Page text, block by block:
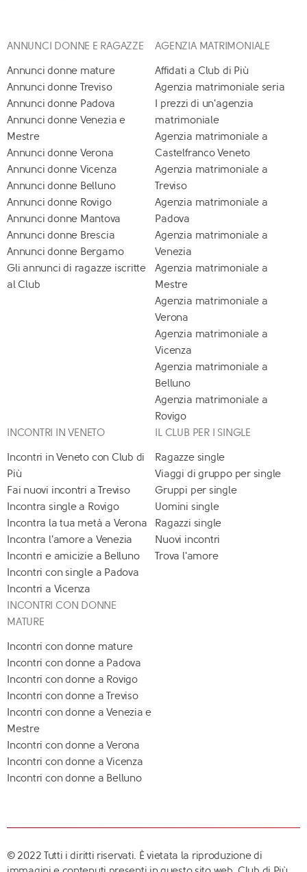
ANNUNCI DONNE E RAGAZZE
Annunci donne mature
Annunci donne Treviso
Annunci donne Padova
Annunci donne Venezia e
Mestre
Annunci donne Verona
Annunci donne Vicenza
Annunci donne Belluno
Annunci donne Rovigo
Annunci donne Mantova
Annunci donne Brescia
Annunci donne Bergamo
Gli annunci di ragazze iscritte
al Club
AGENZIA MATRIMONIALE
Affidati a Club di Più
Agenzia matrimoniale seria
I prezzi di un'agenzia
matrimoniale
Agenzia matrimoniale a
Castelfranco Veneto
Agenzia matrimoniale a
Treviso
Agenzia matrimoniale a
Padova
Agenzia matrimoniale a
Venezia
Agenzia matrimoniale a
Mestre
Agenzia matrimoniale a
Verona
Agenzia matrimoniale a
Vicenza
Agenzia matrimoniale a
Belluno
Agenzia matrimoniale a
Rovigo
INCONTRI IN VENETO
Incontri in Veneto con Club di
Più
Fai nuovi incontri a Treviso
Incontra single a Rovigo
Incontra la tua metà a Verona
Incontra l'amore a Venezia
Incontri e amicizie a Belluno
Incontri con single a Padova
Incontri a Vicenza
IL CLUB PER I SINGLE
Ragazze single
Viaggi di gruppo per single
Gruppi per single
Uomini single
Ragazzi single
Nuovi incontri
Trova l'amore
INCONTRI CON DONNE
MATURE
Incontri con donne mature
Incontri con donne a Padova
Incontri con donne a Rovigo
Incontri con donne a Treviso
Incontri con donne a Venezia e
Mestre
Incontri con donne a Verona
Incontri con donne a Vicenza
Incontri con donne a Belluno
© 2022 Tutti i diritti riservati. È vietata la riproduzione di